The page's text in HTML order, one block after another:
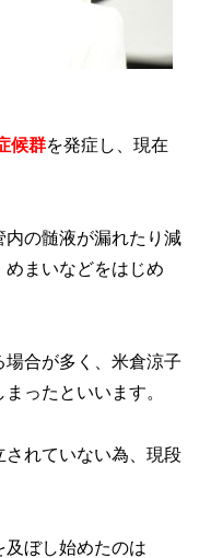
候群を発症し、現在
の髄液が漏れたり減
めまいなどをはじめ
合が多く、米倉涼子
ったといいます。
れていない為、現段
ぼし始めたのは